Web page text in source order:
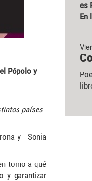
Pópolo y
países
y Sonia
torno a qué
y garantizar
es
En